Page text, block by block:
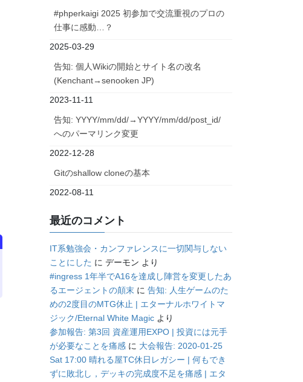
#phperkaigi 2025 初参加で交流重視のプロの
仕事に感動…？
2025-03-29
告知: 個人Wikiの開始とサイト名の改名
(Kenchant→senooken JP)
2023-11-11
告知: YYYY/mm/dd/→YYYY/mm/dd/post_id/
へのパーマリンク変更
2022-12-28
Gitのshallow cloneの基本
2022-08-11
最近のコメント
IT系勉強会・カンファレンスに一切関与しない
ことにした にデーモン より
#ingress 1年半でA16を達成し陣営を変更したあ
るエージェントの顛末 に告知: 人生ゲームのた
めの2度目のMTG休止 | エターナルホワイトマ
ジック/Eternal White Magic より
参加報告: 第3回 資産運用EXPO | 投資には元手
が必要なことを痛感 に 大会報告: 2020-01-25
Sat 17:00 晴れる屋TC休日レガシー | 何もでき
ずに敗北し，デッキの完成度不足を痛感 | エタ